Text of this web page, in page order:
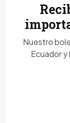
Nuestro
Ecuador y